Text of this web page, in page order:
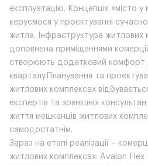
експлуатацію. Концепція «місто у
керуємося у проєктуванні
житла. Інфраструктура житлових
доповнена приміщеннями
створюють додатковий комфорт
кварталу.Планування та
житлових комплексах
експертів та зовнішніх
життя мешканців житлових
самодостатнім.
Зараз на етапі реалізації –
житлових комплексах: Avalon